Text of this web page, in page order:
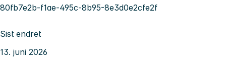
80fb7e2b-f1ae-495c-8b95-8e3d0e2cfe2f
Sist endret
13. juni 2026